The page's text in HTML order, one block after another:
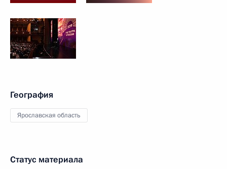
География
Ярославская область
Статус материала